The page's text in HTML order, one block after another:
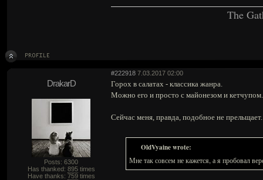
The
#222918 7.03.2017 02:00
DrakarD
Posts: 6300
Has thanked: 895times
Have thanks: 759times
Горох в салатах - классика жанра.
Можно его и просто с майонезом и
Сейчас меня, правда, подобное не
OldVyaine wrote:
Мне так совсем не кажется, а я пробовал